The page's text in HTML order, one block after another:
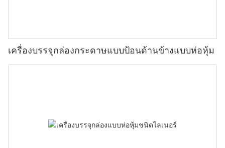
เครื่องบรรจุกล่องกระดาษแบบป้อนด้านข้างแบบห่อหุ้ม